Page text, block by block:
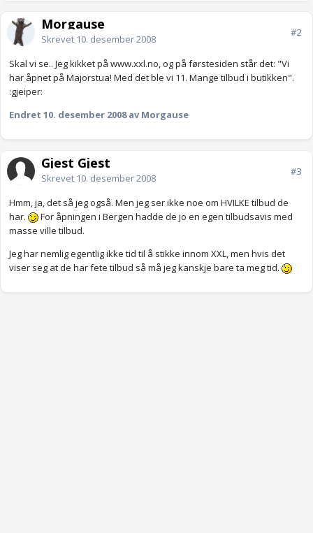
Morgause
Skrevet 10. desember 2008
#2
Skal vi se.. Jeg kikket på www.xxl.no, og på førstesiden står det: "Vi
har åpnet på Majorstua! Med det ble vi 11. Mange tilbud i butikken".
:gjeiper:
Endret 10. desember 2008av Morgause
Gjest Gjest
Skrevet 10. desember 2008
#3
Hmm, ja, det så jeg også. Men jeg ser ikke noe om HVILKE tilbud de
har.
For åpningen i Bergen hadde de jo en egen tilbudsavis med
masse ville tilbud.
Jeg har nemlig egentlig ikke tid til å stikke innom XXL, men hvis det
viser seg at de har fete tilbud så må jeg kanskje bare ta meg tid.